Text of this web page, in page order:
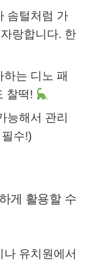
솜털처럼 가
랑합니다. 한
는 디노 패
찰떡!
능해서 관리
수!)
게 활용할 수
나 유치원에서